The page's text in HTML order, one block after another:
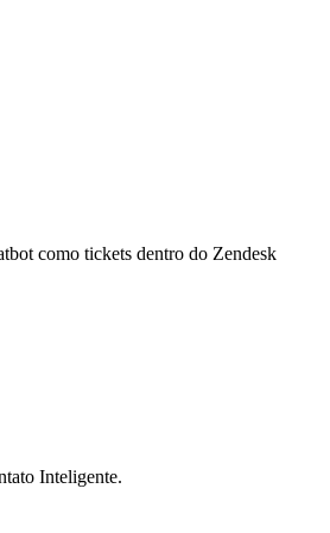
como tickets dentro do Zendesk
Inteligente.